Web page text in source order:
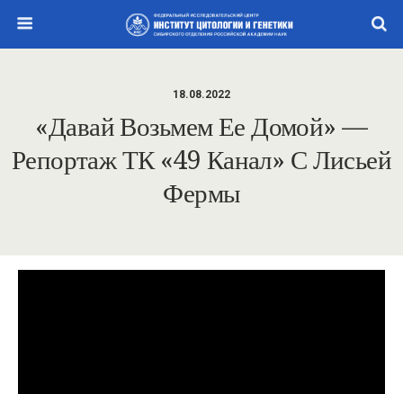
18.08.2022
«Давай Возьмем Ее Домой» —
Репортаж ТК «49 Канал» С Лисьей
Фермы